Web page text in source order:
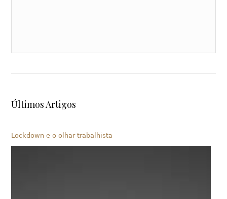
Últimos Artigos
Lockdown e o olhar trabalhista